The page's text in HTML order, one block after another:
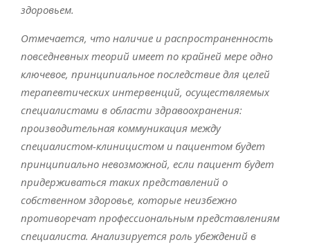
здоровьем.
Отмечается, что наличие и распространенность
повседневных теорий имеет по крайней мере одно
ключевое, принципиальное последствие для целей
терапевтических интервенций, осуществляемых
специалистами в области здравоохранения:
производительная коммуникация между
специалистом-клиницистом и пациентом будет
принципиально невозможной, если пациент будет
придерживаться таких представлений о
собственном здоровье, которые неизбежно
противоречат профессиональным представлениям
специалиста. Анализируется роль убеждений в